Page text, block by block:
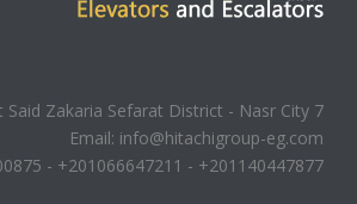
7 Street Said Zakaria Sefarat District - Nasr City
Email: info@hitachigroup-eg.com
- +201066647211 - +201140447877